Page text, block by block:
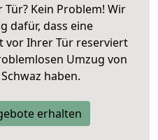
Kein Problem! Wir
dafür, dass eine
vor Ihrer Tür reserviert
Umzug von
haben.
erhalten